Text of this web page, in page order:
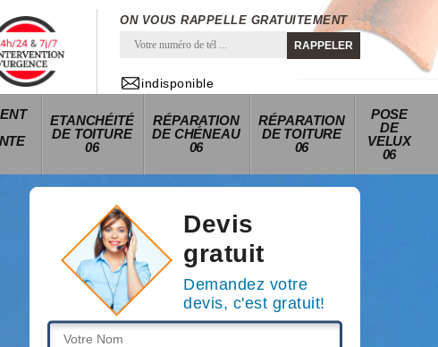
ON VOUS RAPPELLE GRATUITEMENT
indisponible
ETANCHÉITÉ
DE TOITURE
06
RÉPARATION
DE CHÉNEAU
06
RÉPARATION
DE TOITURE
06
POSE
DE
VELUX
06
Devis
gratuit
Demandez votre
devis, c'est gratuit!